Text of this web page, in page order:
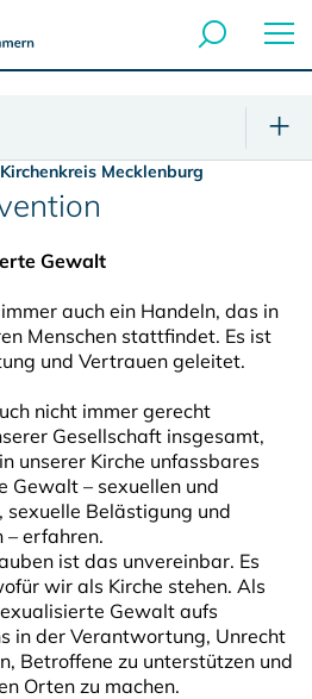
Mecklenburg
Gewalt
auch ein Handeln, das in
Menschen stattfindet. Es ist
und Vertrauen geleitet.
nicht immer gerecht
Gesellschaft insgesamt,
unserer Kirche unfassbares
Gewalt – sexuellen und
Belästigung und
– erfahren.
ist das unvereinbar. Es
wir als Kirche stehen. Als
Gewalt aufs
in der Verantwortung, Unrecht
Betroffene zu unterstützen und
Orten zu machen.